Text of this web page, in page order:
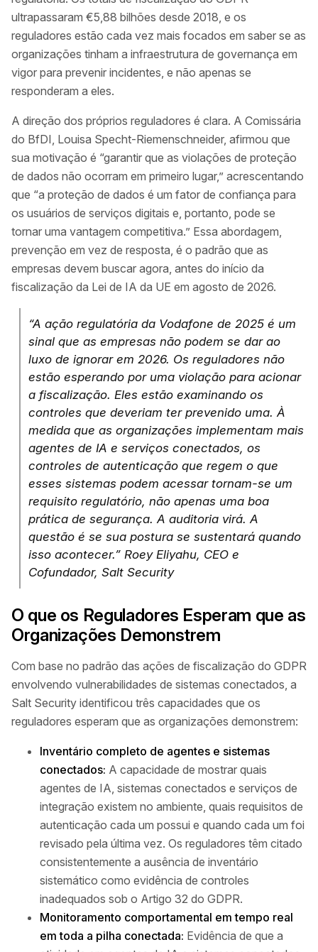
ultrapassaram €5,88 bilhões desde 2018, e os
reguladores estão cada vez mais focados em saber se as
organizações tinham a infraestrutura de governança em
vigor para prevenir incidentes, e não apenas se
responderam a eles.
A direção dos próprios reguladores é clara. A Comissária
do BfDI, Louisa Specht-Riemenschneider, afirmou que
sua motivação é “garantir que as violações de proteção
de dados não ocorram em primeiro lugar,” acrescentando
que “a proteção de dados é um fator de confiança para
os usuários de serviços digitais e, portanto, pode se
tornar uma vantagem competitiva.” Essa abordagem,
prevenção em vez de resposta, é o padrão que as
empresas devem buscar agora, antes do início da
fiscalização da Lei de IA da UE em agosto de 2026.
“A ação regulatória da Vodafone de 2025 é um
sinal que as empresas não podem se dar ao
luxo de ignorar em 2026. Os reguladores não
estão esperando por uma violação para acionar
a fiscalização. Eles estão examinando os
controles que deveriam ter prevenido uma. À
medida que as organizações implementam mais
agentes de IA e serviços conectados, os
controles de autenticação que regem o que
esses sistemas podem acessar tornam-se um
requisito regulatório, não apenas uma boa
prática de segurança. A auditoria virá. A
questão é se sua postura se sustentará quando
isso acontecer.” Roey Eliyahu, CEO e
Cofundador, Salt Security
O que os Reguladores Esperam que as
Organizações Demonstrem
Com base no padrão das ações de fiscalização do GDPR
envolvendo vulnerabilidades de sistemas conectados, a
Salt Security identificou três capacidades que os
reguladores esperam que as organizações demonstrem:
Inventário completo de agentes e sistemas
conectados: A capacidade de mostrar quais
agentes de IA, sistemas conectados e serviços de
integração existem no ambiente, quais requisitos de
autenticação cada um possui e quando cada um foi
revisado pela última vez. Os reguladores têm citado
consistentemente a ausência de inventário
sistemático como evidência de controles
inadequados sob o Artigo 32 do GDPR.
Monitoramento comportamental em tempo real
em toda a pilha conectada: Evidência de que a